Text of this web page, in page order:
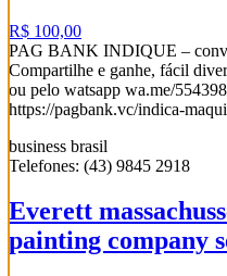
R$ 100,00
PAG BANK INDIQUE –
Compartilhe e ganhe, fácil
ou pelo watsapp wa.me/
https://pagbank.vc/indica-
business brasil
Telefones: (43) 9845 2918
Everett
painting company